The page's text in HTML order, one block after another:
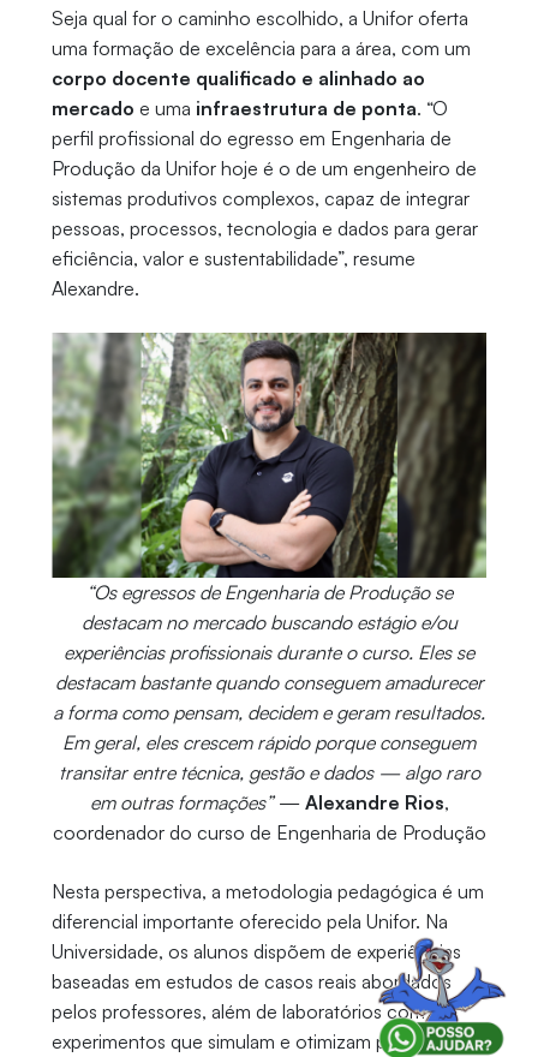
Seja qual for o caminho escolhido, a Unifor oferta
uma formação de excelência para a área, com um
corpo docente qualificado e alinhado ao
mercado e uma infraestrutura de ponta. “O
perfil profissional do egresso em Engenharia de
Produção da Unifor hoje é o de um engenheiro de
sistemas produtivos complexos, capaz de integrar
pessoas, processos, tecnologia e dados para gerar
eficiência, valor e sustentabilidade”, resume
Alexandre.
“Os egressos de Engenharia de Produção se
destacam no mercado buscando estágio e/ou
experiências profissionais durante o curso. Eles se
destacam bastante quando conseguem amadurecer
a forma como pensam, decidem e geram resultados.
Em geral, eles crescem rápido porque conseguem
transitar entre técnica, gestão e dados — algo raro
em outras formações”— Alexandre Rios,
coordenador do curso de Engenharia de Produção
Nesta perspectiva, a metodologia pedagógica é um
diferencial importante oferecido pela Unifor. Na
Universidade, os alunos dispõem de experiências
baseadas em estudos de casos reais abordados
pelos professores, além de laboratórios com
experimentos que simulam e otimizam processos